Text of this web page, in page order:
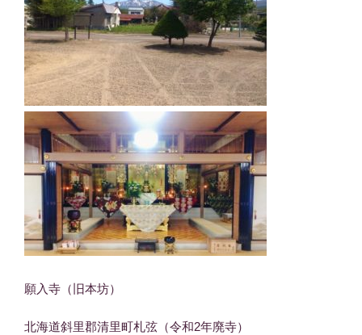
願入寺（旧本坊）
北海道斜里郡清里町札弦（令和2年廃寺）